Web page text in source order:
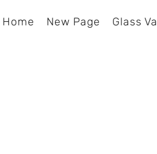
Home New Page Glass